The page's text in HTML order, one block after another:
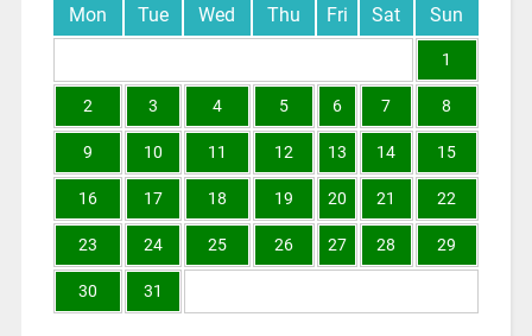
Mon Tue Wed Thu Fri Sat Sun
1
2 3 4 5 6 7 8
9 10 11 12 13 14 15
16 17 18 19 20 21 22
23 24 25 26 27 28 29
30 31